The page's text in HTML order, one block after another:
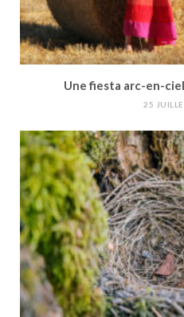
Une fiesta arc-en-
25